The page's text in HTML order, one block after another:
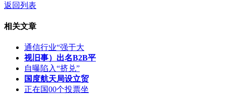
返回列表
相关文章
通信行业“强于大
视旧事）出名B2B平
自曝陷入“挤兑”
国度航天局设立贸
正在国00个投票坐